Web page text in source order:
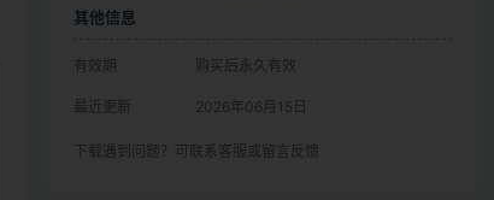
其他信息
有效期 购买后永久有效
最近更新 2026年06月15日
下载遇到问题？可联系客服或留言反馈